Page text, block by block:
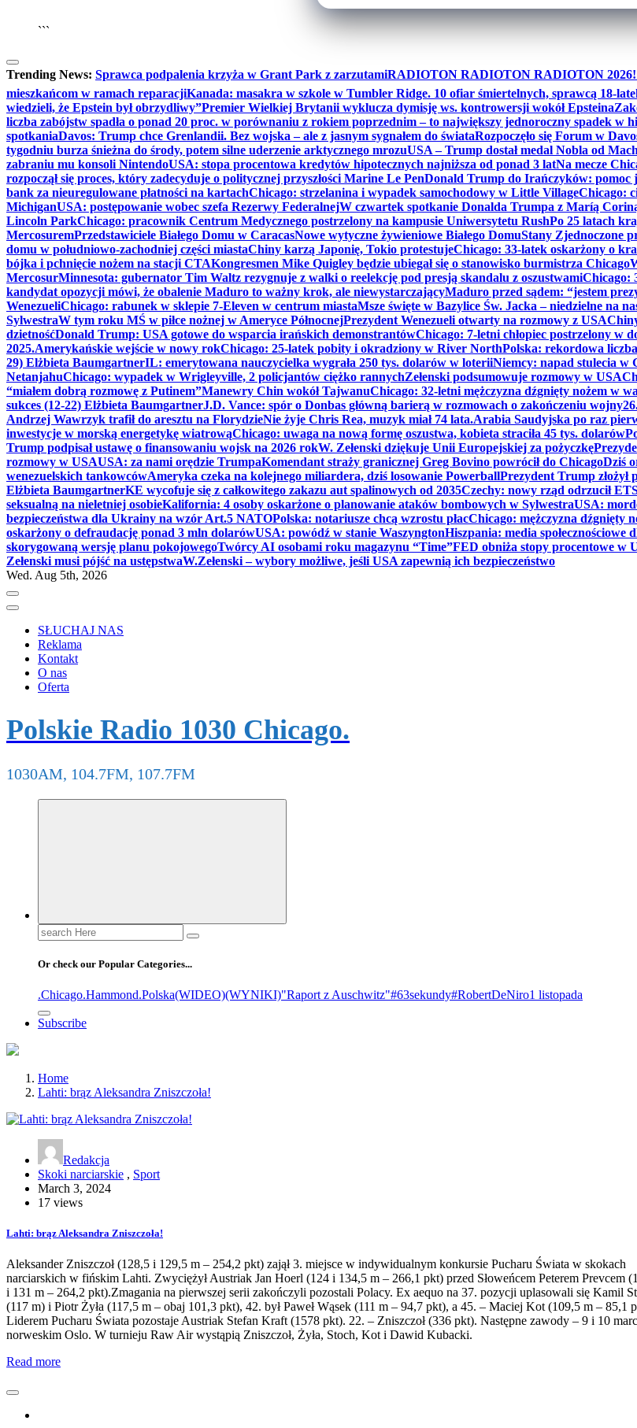
```
Trending News: Sprawca podpalenia krzyża w Grant Park z zarzutamiRADIOTON RADIOTON RADIOTON
mieszkańcom w ramach reparacjiKanada: masakra w szkole w Tumbler Ridge. 10 ofiar śmiertelnych, sprawcą 18-
wiedzieli, że Epstein był obrzydliwy”Premier Wielkiej Brytanii wyklucza dymisję ws. kontrowersji wokół Epsteina
liczba zabójstw spadła o ponad 20 proc. w porównaniu z rokiem poprzednim – to największy jednoroczny spadek w
spotkaniaDavos: Trump chce Grenlandii. Bez wojska – ale z jasnym sygnałem do świataRozpoczęło się Forum w
tygodniu burza śnieżna do środy, potem silne uderzenie arktycznego mrozuUSA – Trump dostał medal Nobla od
zabraniu mu konsoli NintendoUSA: stopa procentowa kredytów hipotecznych najniższa od ponad 3 latNa mecze
rozpoczął się proces, który zadecyduje o politycznej przyszłości Marine Le PenDonald Trump do Irańczyków: pomoc
bank za nieuregulowane płatności na kartachChicago: strzelanina i wypadek samochodowy w Little VillageChicago:
MichiganUSA: postępowanie wobec szefa Rezerwy FederalnejW czwartek spotkanie Donalda Trumpa z Maríą
Lincoln ParkChicago: pracownik Centrum Medycznego postrzelony na kampusie Uniwersytetu RushPo 25 latach
MercosuremPrzedstawiciele Białego Domu w CaracasNowe wytyczne żywieniowe Białego DomuStany Zjednoczone
domu w południowo-zachodniej części miastaChiny karzą Japonię, Tokio protestujeChicago: 33-latek oskarżony o
bójka i pchnięcie nożem na stacji CTAKongresmen Mike Quigley będzie ubiegał się o stanowisko burmistrza Chicago
MercosurMinnesota: gubernator Tim Waltz rezygnuje z walki o reelekcję pod presją skandalu z oszustwamiChicago:
kandydat opozycji mówi, że obalenie Maduro to ważny krok, ale niewystarczającyMaduro przed sądem: “jestem
WenezueliChicago: rabunek w sklepie 7-Eleven w centrum miastaMsze święte w Bazylice Św. Jacka – niedzielne na
SylwestraW tym roku MŚ w piłce nożnej w Ameryce PółnocnejPrezydent Wenezueli otwarty na rozmowy z USA
dzietnośćDonald Trump: USA gotowe do wsparcia irańskich demonstrantówChicago: 7-letni chłopiec postrzelony w
2025.Amerykańskie wejście w nowy rokChicago: 25-latek pobity i okradziony w River NorthPolska: rekordowa
29) Elżbieta BaumgartnerIL: emerytowana nauczycielka wygrała 250 tys. dolarów w loteriiNiemcy: napad stulecia w
NetanjahuChicago: wypadek w Wrigleyville, 2 policjantów ciężko rannychZełenski podsumowuje rozmowy w USA
“miałem dobrą rozmowę z Putinem”Manewry Chin wokół TajwanuChicago: 32-letni mężczyzna dźgnięty nożem w
sukces (12-22) Elżbieta BaumgartnerJ.D. Vance: spór o Donbas główną barierą w rozmowach o zakończeniu wojny
Andrzej Wawrzyk trafił do aresztu na FlorydzieNie żyje Chris Rea, muzyk miał 74 lata.Arabia Saudyjska po raz
inwestycje w morską energetykę wiatrowąChicago: uwaga na nową formę oszustwa, kobieta straciła 45 tys. dolarów
Trump podpisał ustawę o finansowaniu wojsk na 2026 rokW. Zełenski dziękuje Unii Europejskiej za pożyczkę
rozmowy w USAUSA: za nami orędzie TrumpaKomendant straży granicznej Greg Bovino powrócił do ChicagoDziś
wenezuelskich tankowcówAmeryka czeka na kolejnego miliardera, dziś losowanie PowerballPrezydent Trump
Elżbieta BaumgartnerKE wycofuje się z całkowitego zakazu aut spalinowych od 2035Czechy: nowy rząd odrzucił
seksualną na nieletniej osobieKalifornia: 4 osoby oskarżone o planowanie ataków bombowych w SylwestraUSA:
bezpieczeństwa dla Ukrainy na wzór Art.5 NATOPolska: notariusze chcą wzrostu płacChicago: mężczyzna dźgnięty
oskarżony o defraudację ponad 3 mln dolarówUSA: powódź w stanie WaszyngtonHiszpania: media społecznościowe
skorygowaną wersję planu pokojowegoTwórcy AI osobami roku magazynu “Time”FED obniża stopy procentowe w
Zełenski musi pójść na ustępstwaW.Zełenski – wybory możliwe, jeśli USA zapewnią ich bezpieczeństwo
Wed. Aug 5th, 2026
SŁUCHAJ NAS
Reklama
Kontakt
O nas
Oferta
Polskie Radio 1030 Chicago.
1030AM, 104.7FM, 107.7FM
Or check our Popular Categories...
.Chicago.Hammond.Polska(WIDEO)(WYNIKI)"Raport z Auschwitz"#63sekundy#RobertDeNiro1 listopada
Subscribe
Home
Lahti: brąz Aleksandra Zniszczoła!
Redakcja
Skoki narciarskie , Sport
March 3, 2024
17 views
Lahti: brąz Aleksandra Zniszczoła!
Aleksander Zniszczoł (128,5 i 129,5 m – 254,2 pkt) zajął 3. miejsce w indywidualnym konkursie Pucharu Świata w skokach
narciarskich w fińskim Lahti. Zwyciężył Austriak Jan Hoerl (124 i 134,5 m – 266,1 pkt) przed Słoweńcem Peterem Prevcem
i 131 m – 264,2 pkt).Zmagania na pierwszej serii zakończyli pozostali Polacy. Ex aequo na 37. pozycji uplasowali się Kamil
(117 m) i Piotr Żyła (117,5 m – obaj 101,3 pkt), 42. był Paweł Wąsek (111 m – 94,7 pkt), a 45. – Maciej Kot (109,5 m – 85,1
Liderem Pucharu Świata pozostaje Austriak Stefan Kraft (1578 pkt). 22. – Zniszczoł (336 pkt). Następne zawody – 9 i 10
norweskim Oslo. W turnieju Raw Air wystąpią Zniszczoł, Żyła, Stoch, Kot i Dawid Kubacki.
Read more